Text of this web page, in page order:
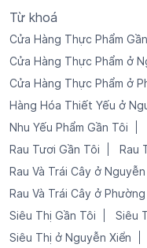
Từ khoá
Cửa Hàng Thực Phẩm
Cửa Hàng Thực Phẩm ở
Cửa Hàng Thực Phẩm ở
Hàng Hóa Thiết Yếu ở
Nhu Yếu Phẩm Gần Tôi
Rau Tươi Gần Tôi
Rau
Rau Và Trái Cây ở Nguyễn
Rau Và Trái Cây ở
Siêu Thị Gần Tôi
Siêu
Siêu Thị ở Nguyễn Xiển